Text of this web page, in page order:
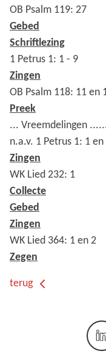
OB Psalm 119: 27
Gebed
Schriftlezing
1 Petrus 1: 1 - 9
Zingen
OB Psalm 118: 11 en
Preek
... Vreemdelingen
n.a.v. 1 Petrus 1: 1 en
Zingen
WK Lied 232: 1
Collecte
Gebed
Zingen
WK Lied 364: 1 en 2
Zegen
terug